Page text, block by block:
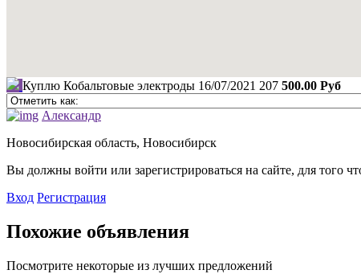
Куплю Кобальтовые электроды 16/07/2021 207 500.00 Руб
Александр
Новосибирская область, Новосибирск
Вы должны войти или зарегистрироваться на сайте, для того
Вход Регистрация
Похожие объявления
Посмотрите некоторые из лучших предложений